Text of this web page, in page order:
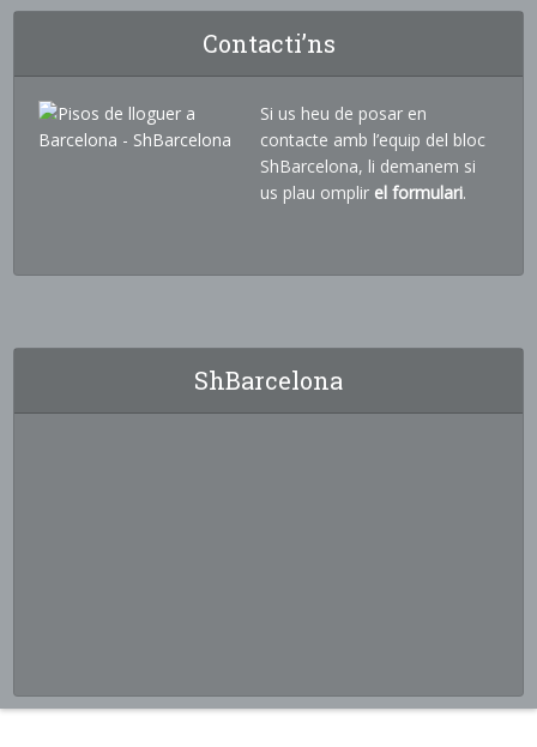
Contacti’ns
Si us heu de posar en
contacte amb l’equip del bloc
ShBarcelona, li demanem si
us plau omplir el formulari.
ShBarcelona